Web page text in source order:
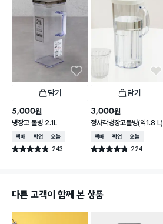
담기
5,000원
냉장고 물병 2.1L
택배배송매장픽업오늘배송
별점 4.8점 243
건 작성
담기
3,000원
정사각냉장고물병(약1.8 L)
택배배송매장픽업오늘배송
별점 4.8점 224
건 작성
다른 고객이 함께 본 상품